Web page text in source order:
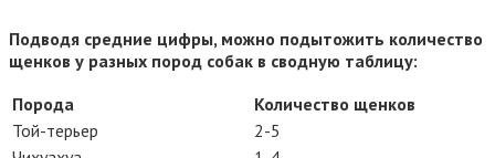
Подводя средние цифры, можно подытожить количество
щенков у разных пород собак в сводную таблицу:
Порода
Количество щенков
Той-терьер
2-5